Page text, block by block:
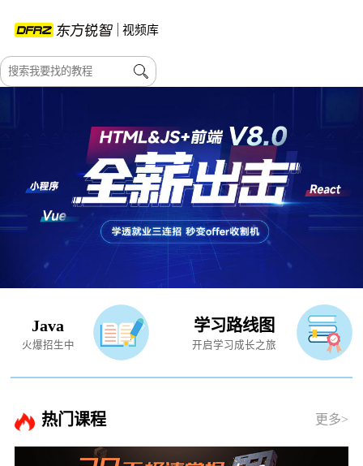
视频库
Java
火爆招生中
学习路线图
开启学习成长之旅
热门课程 更多>